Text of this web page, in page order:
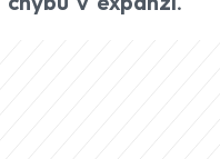
v expanzi.